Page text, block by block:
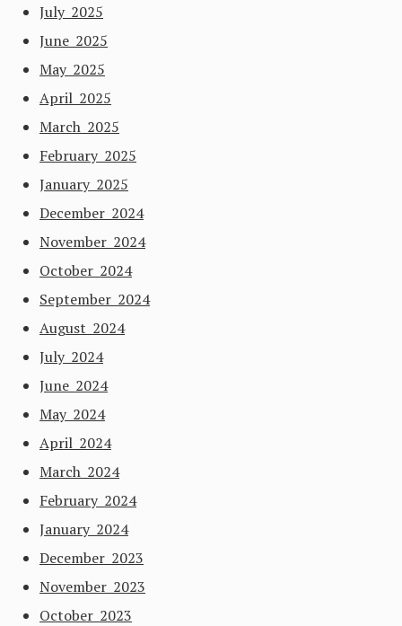
July 2025
June 2025
May 2025
April 2025
March 2025
February 2025
January 2025
December 2024
November 2024
October 2024
September 2024
August 2024
July 2024
June 2024
May 2024
April 2024
March 2024
February 2024
January 2024
December 2023
November 2023
October 2023